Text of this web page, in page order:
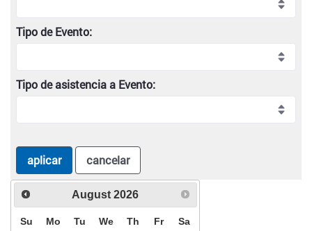
Tipo de Evento:
Tipo de asistencia a Evento:
aplicar cancelar
August 2026
Su Mo Tu We Th Fr Sa